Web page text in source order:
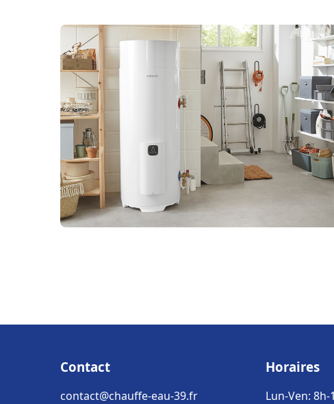
Contact
contact@chauffe-eau-39.fr
Horaires
Lun-Ven: 8h-